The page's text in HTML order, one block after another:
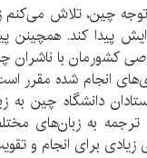
چین، تلاش
پیدا کند. همچینن
کشورمان با ناشران
انجام شده مقرر
دانشگاه چین
ترجمه به زبان‌های
زیادی برای انجام و